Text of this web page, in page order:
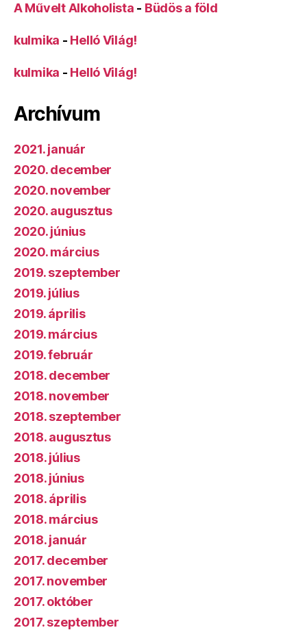
A Művelt Alkoholista - Büdös a föld
kulmika - Helló Világ!
kulmika - Helló Világ!
Archívum
2021. január
2020. december
2020. november
2020. augusztus
2020. június
2020. március
2019. szeptember
2019. július
2019. április
2019. március
2019. február
2018. december
2018. november
2018. szeptember
2018. augusztus
2018. július
2018. június
2018. április
2018. március
2018. január
2017. december
2017. november
2017. október
2017. szeptember